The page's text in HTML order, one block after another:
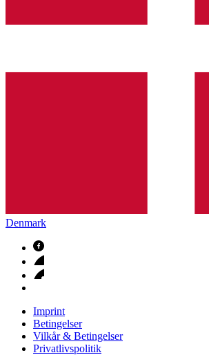
Denmark
Imprint
Betingelser
Vilkår & Betingelser
Privatlivspolitik